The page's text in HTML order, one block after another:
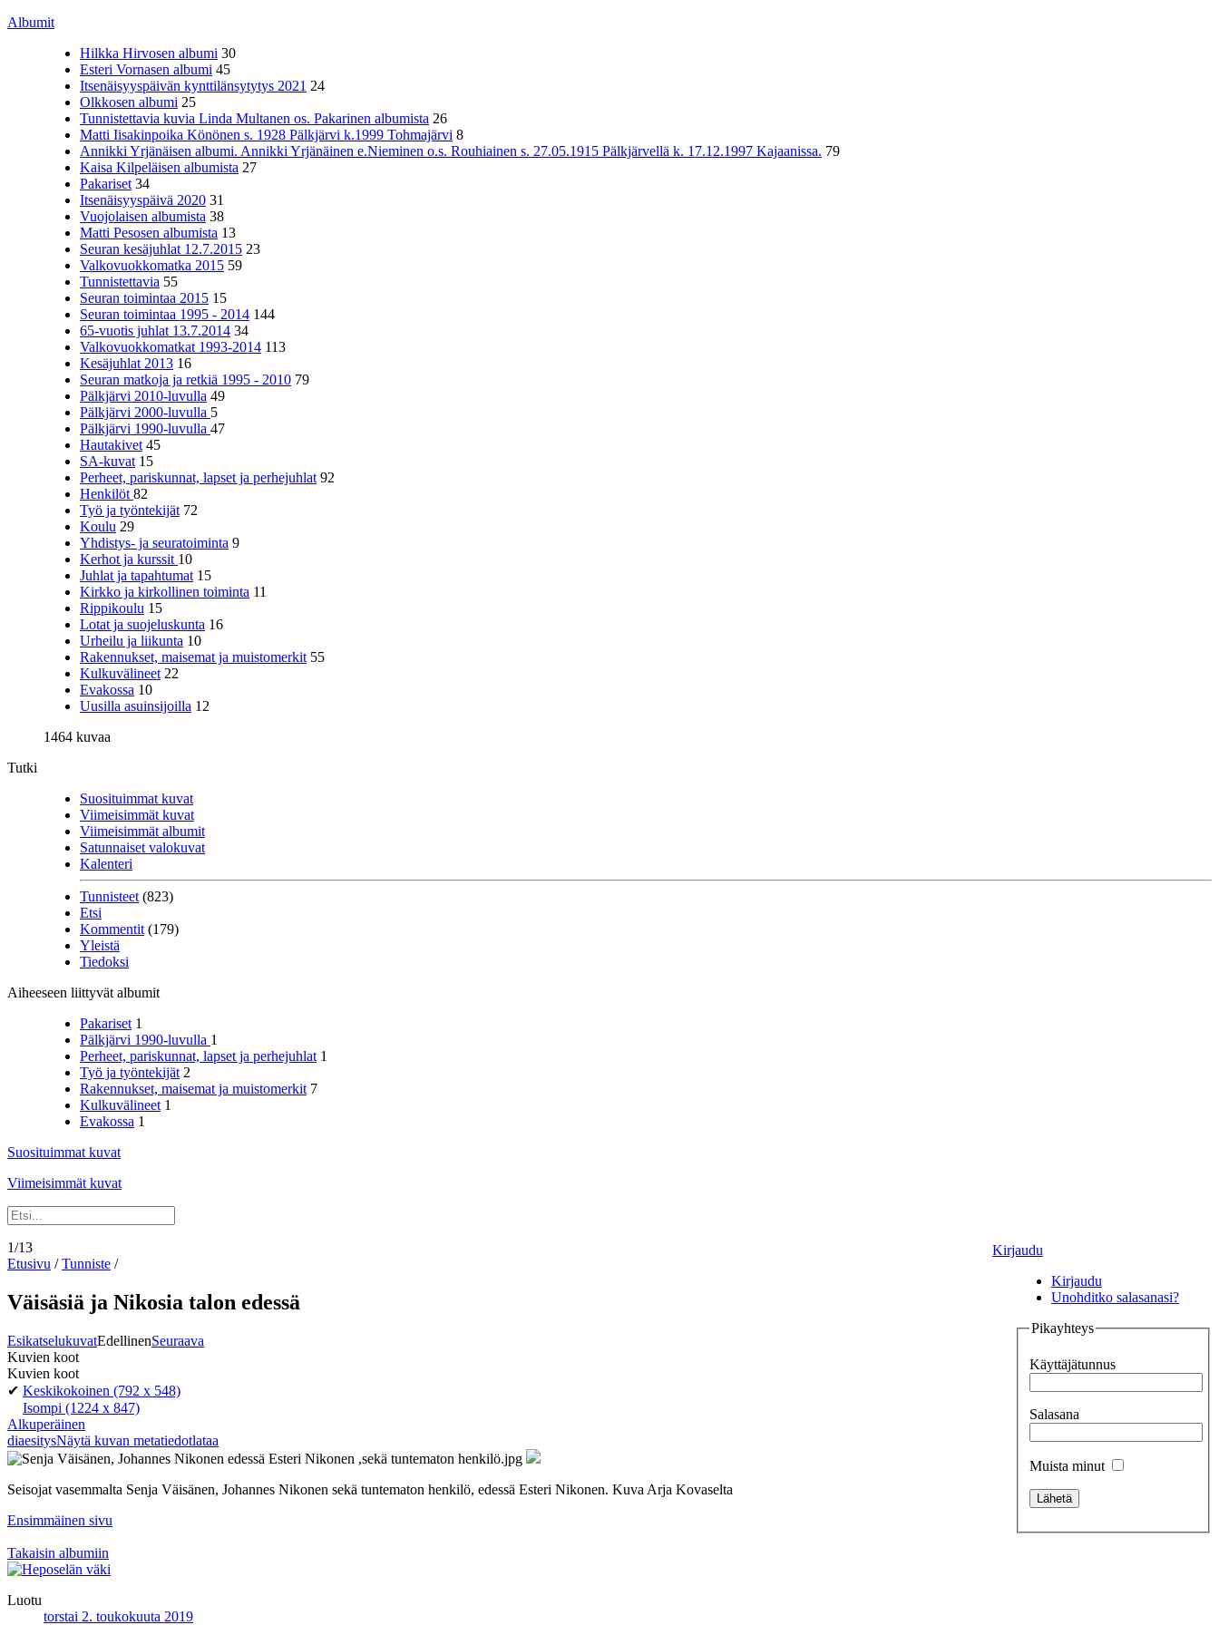
Albumit
Hilkka Hirvosen albumi 30
Esteri Vornasen albumi 45
Itsenäisyyspäivän kynttilänsytytys 2021 24
Olkkosen albumi 25
Tunnistettavia kuvia Linda Multanen os. Pakarinen albumista 26
Matti Iisakinpoika Könönen s. 1928 Pälkjärvi k.1999 Tohmajärvi 8
Annikki Yrjänäisen albumi. Annikki Yrjänäinen e.Nieminen o.s. Rouhiainen s. 27.05.1915 Pälkjärvellä k. 17.12.1997 Kajaanissa. 79
Kaisa Kilpeläisen albumista 27
Pakariset 34
Itsenäisyyspäivä 2020 31
Vuojolaisen albumista 38
Matti Pesosen albumista 13
Seuran kesäjuhlat 12.7.2015 23
Valkovuokkomatka 2015 59
Tunnistettavia 55
Seuran toimintaa 2015 15
Seuran toimintaa 1995 - 2014 144
65-vuotis juhlat 13.7.2014 34
Valkovuokkomatkat 1993-2014 113
Kesäjuhlat 2013 16
Seuran matkoja ja retkiä 1995 - 2010 79
Pälkjärvi 2010-luvulla 49
Pälkjärvi 2000-luvulla 5
Pälkjärvi 1990-luvulla 47
Hautakivet 45
SA-kuvat 15
Perheet, pariskunnat, lapset ja perhejuhlat 92
Henkilöt 82
Työ ja työntekijät 72
Koulu 29
Yhdistys- ja seuratoiminta 9
Kerhot ja kurssit 10
Juhlat ja tapahtumat 15
Kirkko ja kirkollinen toiminta 11
Rippikoulu 15
Lotat ja suojeluskunta 16
Urheilu ja liikunta 10
Rakennukset, maisemat ja muistomerkit 55
Kulkuvälineet 22
Evakossa 10
Uusilla asuinsijoilla 12
1464 kuvaa
Tutki
Suosituimmat kuvat
Viimeisimmät kuvat
Viimeisimmät albumit
Satunnaiset valokuvat
Kalenteri
Tunnisteet (823)
Etsi
Kommentit (179)
Yleistä
Tiedoksi
Aiheeseen liittyvät albumit
Pakariset 1
Pälkjärvi 1990-luvulla 1
Perheet, pariskunnat, lapset ja perhejuhlat 1
Työ ja työntekijät 2
Rakennukset, maisemat ja muistomerkit 7
Kulkuvälineet 1
Evakossa 1
Suosituimmat kuvat
Viimeisimmät kuvat
Kirjaudu
Kirjaudu
Unohditko salasanasi?
Pikayhteys
Käyttäjätunnus
Salasana
Muista minut
1/13
Etusivu /Tunniste /
Väisäsiä ja Nikosia talon edessä
EsikatselukuvatEdellinenSeuraava
Kuvien koot
Kuvien koot
✔ Keskikokoinen (792 x 548)
Isompi (1224 x 847)
Alkuperäinen
diaesitysNäytä kuvan metatiedotlataa
Seisojat vasemmalta Senja Väisänen, Johannes Nikonen sekä tuntematon henkilö, edessä Esteri Nikonen. Kuva Arja Kovaselta
Ensimmäinen sivu
Takaisin albumiin
Luotu
torstai 2. toukokuuta 2019